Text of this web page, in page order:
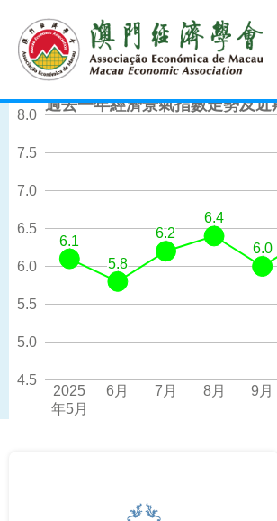
過去一年經濟景氣指數走勢及
2025
年5月
6月 7月 8月 9月
4.5
5.0
5.5
6.0
6.5
7.0
7.5
8.0
6.1
6.1
5.8
5.8
6.2
6.2
6.4
6.4
6.0
6.0